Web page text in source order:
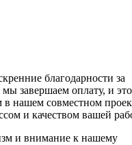
благодарности за
завершаем оплату, и это
нашем совместном
и качеством вашей
и внимание к нашему